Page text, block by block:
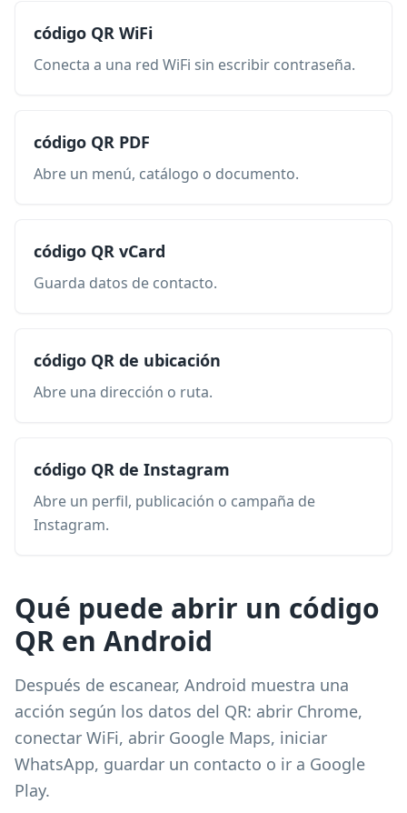
código QR WiFi
Conecta a una red WiFi sin escribir contraseña.
código QR PDF
Abre un menú, catálogo o documento.
código QR vCard
Guarda datos de contacto.
código QR de ubicación
Abre una dirección o ruta.
código QR de Instagram
Abre un perfil, publicación o campaña de
Instagram.
Qué puede abrir un código
QR en Android
Después de escanear, Android muestra una
acción según los datos del QR: abrir Chrome,
conectar WiFi, abrir Google Maps, iniciar
WhatsApp, guardar un contacto o ir a Google
Play.